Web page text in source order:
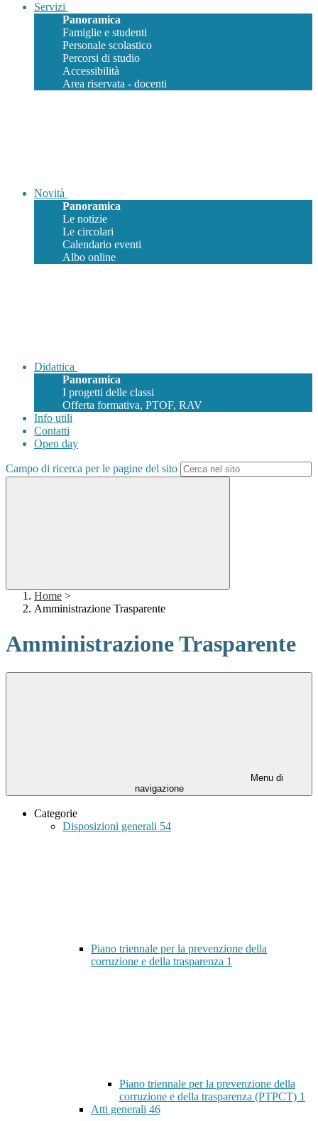
Servizi
Panoramica
Famiglie e studenti
Personale scolastico
Percorsi di studio
Accessibilità
Area riservata - docenti
Novità
Panoramica
Le notizie
Le circolari
Calendario eventi
Albo online
Didattica
Panoramica
I progetti delle classi
Offerta formativa, PTOF, RAV
Info utili
Contatti
Open day
Campo di ricerca per le pagine del sito
Home >
Amministrazione Trasparente
Amministrazione Trasparente
Menu di
navigazione
Categorie
Disposizioni generali 54
Piano triennale per la prevenzione della
corruzione e della trasparenza 1
Piano triennale per la prevenzione della
corruzione e della trasparenza (PTPCT) 1
Atti generali 46